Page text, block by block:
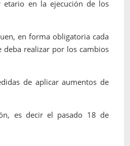
en la ejecución de los
en forma obligatoria cada
deba realizar por los cambios
de aplicar aumentos de
es decir el pasado 18 de